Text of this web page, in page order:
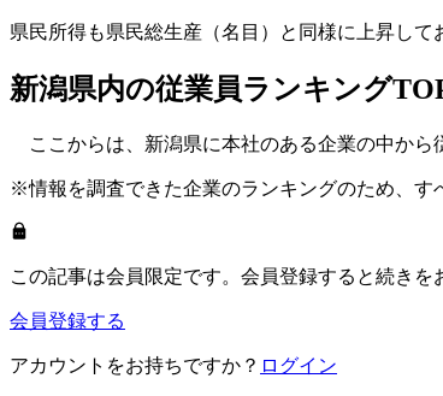
県民所得も県民総生産（名目）と同様に上昇して
新潟県内の従業員ランキング
ここからは、新潟県に本社のある企業の中から
※情報を調査できた企業のランキングのため、す
この記事は会員限定です。会員登録すると続きを
会員登録する
アカウントをお持ちですか？ ログイン